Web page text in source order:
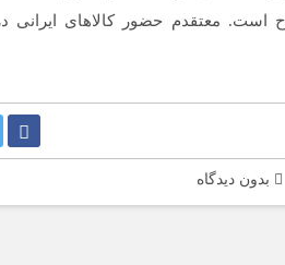
است. معتقدم حضور کالاهای ایرانی
بدون دیدگاه